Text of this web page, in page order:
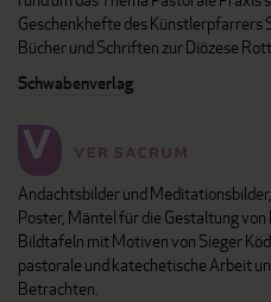
Geschenkhefte des Künstlerpfarrers
Bücher und Schriften zur Diözese
Schwabenverlag
Andachtsbilder und
Poster, Mäntel für die Gestaltung
Bildtafeln mit Motiven von Sieger
pastorale und katechetische Arbeit
Betrachten.